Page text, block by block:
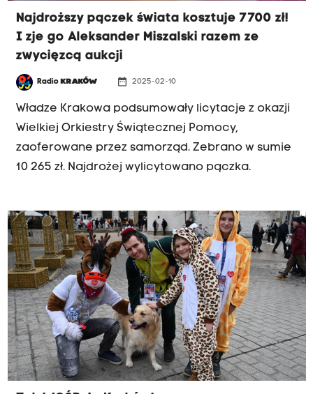
Najdroższy pączek świata kosztuje 7700 zł!
I zje go Aleksander Miszalski razem ze
zwycięzcą aukcji
Radio KRAKÓW date_range 2025-02-10
Władze Krakowa podsumowały licytacje z okazji
Wielkiej Orkiestry Świątecznej Pomocy,
zaoferowane przez samorząd. Zebrano w sumie
10 265 zł. Najdrożej wylicytowano pączka.